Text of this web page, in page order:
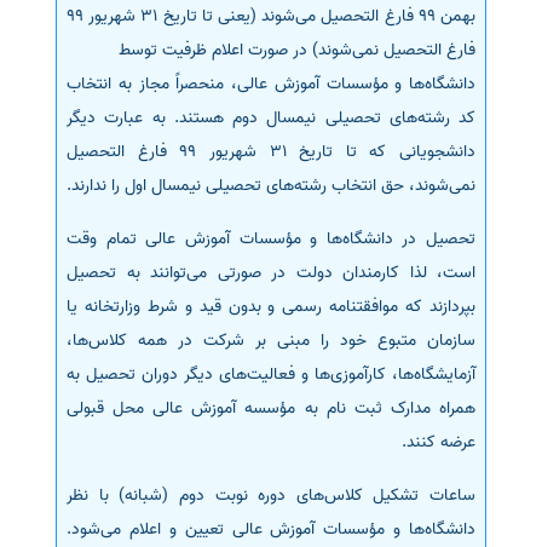
بهمن 99 فارغ التحصیل می‌شوند (یعنی تا تاریخ 31 شهریور 99
فارغ التحصیل نمی‌شوند) در صورت اعلام ظرفیت توسط
دانشگاه‌ها و مؤسسات آموزش عالی، منحصراً مجاز به انتخاب
کد رشته‌های تحصیلی نیمسال دوم هستند. به عبارت دیگر
دانشجویانی که تا تاریخ 31 شهریور 99 فارغ التحصیل
نمی‌شوند، حق انتخاب رشته‌های تحصیلی نیمسال اول را ندارند.
تحصیل در دانشگاه‌ها و مؤسسات آموزش عالی تمام وقت
است، لذا کارمندان دولت در صورتی می‌توانند به تحصیل
بپردازند که موافقتنامه رسمی و بدون قید و شرط وزارتخانه یا
سازمان متبوع خود را مبنی بر شرکت در همه کلاس‌ها،
آزمایشگاه‌ها، کارآموزی‌ها و فعالیت‌های دیگر دوران تحصیل به
همراه مدارک ثبت نام به مؤسسه آموزش عالی محل قبولی
عرضه کنند.
ساعات تشکیل کلاس‌های دوره نوبت دوم (شبانه) با نظر
دانشگاه‌ها و مؤسسات آموزش عالی تعیین و اعلام می‌شود.